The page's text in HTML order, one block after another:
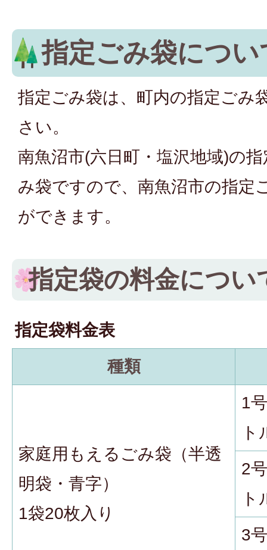
指定ごみ袋につい
指定ごみ袋は、町内の指定ごみ
さい。
南魚沼市(六日町・塩沢地域)の
み袋ですので、南魚沼市の指定
ができます。
指定袋の料金につい
指定袋料金表
種類
家庭用もえるごみ袋（半透
明袋・青字）
1袋20枚入り
1
ト
2
ト
3